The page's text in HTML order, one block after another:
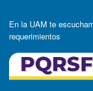
En la UAM te
requerimientos